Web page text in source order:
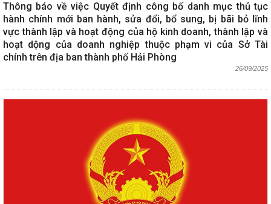
Thông báo về việc Quyết định công bố danh mục thủ tục
hành chính mới ban hành, sửa đổi, bổ sung, bị bãi bỏ lĩnh
vực thành lập và hoạt động của hộ kinh doanh, thành lập và
hoạt dộng của doanh nghiệp thuộc phạm vi của Sở Tài
chính trên địa ban thành phố Hải Phòng
26/09/2025